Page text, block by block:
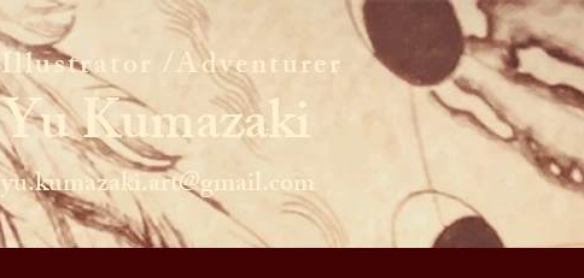
Illustrator /Adventurer
​Yu Kumazaki
yu.kumazaki.art@gmail.com